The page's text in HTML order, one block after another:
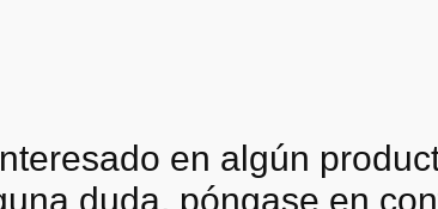
en algún
duda, póngase en